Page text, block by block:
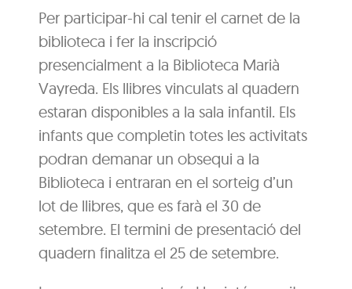
Per participar-hi cal tenir el carnet de la
biblioteca i fer la inscripció
presencialment a la Biblioteca Marià
Vayreda. Els llibres vinculats al quadern
estaran disponibles a la sala infantil. Els
infants que completin totes les activitats
podran demanar un obsequi a la
Biblioteca i entraran en el sorteig d’un
lot de llibres, que es farà el 30 de
setembre. El termini de presentació del
quadern finalitza el 25 de setembre.